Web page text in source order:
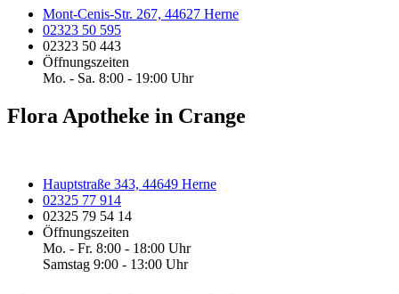
Mont-Cenis-Str. 267, 44627 Herne
02323 50 595
02323 50 443
Öffnungszeiten
Mo. - Sa. 8:00 - 19:00 Uhr
Flora Apotheke in Crange
Hauptstraße 343, 44649 Herne
02325 77 914
02325 79 54 14
Öffnungszeiten
Mo. - Fr. 8:00 - 18:00 Uhr
Samstag 9:00 - 13:00 Uhr